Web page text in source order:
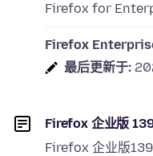
Firefox for
Firefox
最后更新于:
Firefox 企业版
Firefox 企业版